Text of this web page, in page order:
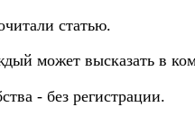
статью.
может высказать в
- без регистрации.